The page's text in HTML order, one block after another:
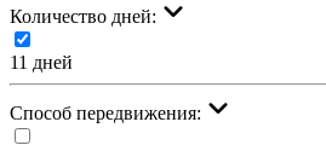
Количество дней:
11 дней
Cпособ передвижения: